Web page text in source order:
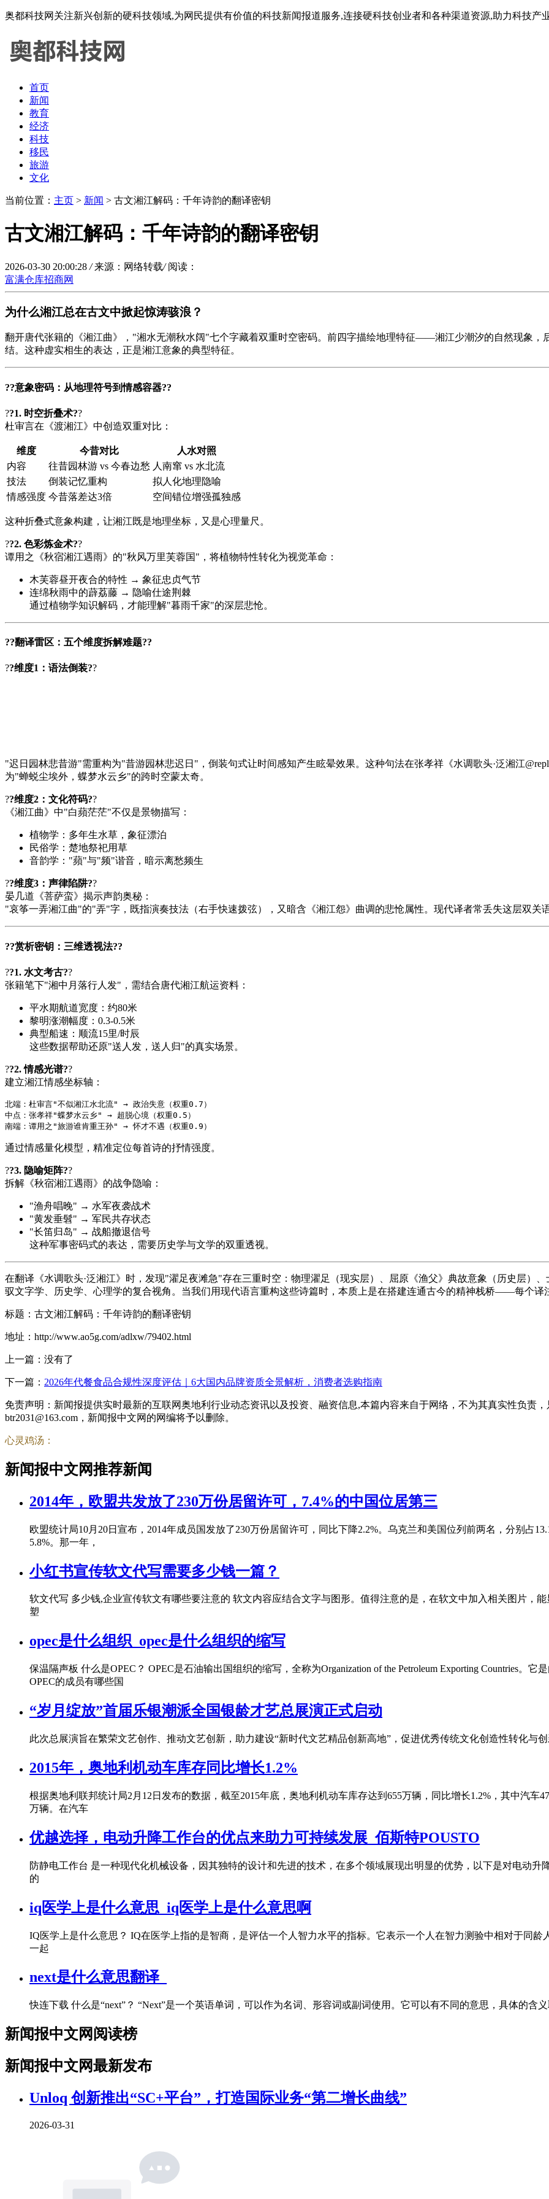
奥都科技网关注新兴创新的硬科技领域,为网民提供有价值的科技新闻报道服务,连接硬科技创业者和各种渠道资源,助力科技
首页
新闻
教育
经济
科技
移民
旅游
文化
当前位置： 主页 > 新闻 > 古文湘江解码：千年诗韵的翻译密钥
古文湘江解码：千年诗韵的翻译密钥
2026-03-30 20:00:28 / 来源：网络转载/ 阅读：
富满仓库招商网
为什么湘江总在古文中掀起惊涛骇浪？
翻开唐代张籍的《湘江曲》，"湘水无潮秋水阔"七个字藏着双重时空密码。前四字描绘地理特征——湘江少潮汐的自然现象，
结。这种虚实相生的表达，正是湘江意象的典型特征。
??意象密码：从地理符号到情感容器??
??1. 时空折叠术??
杜审言在《渡湘江》中创造双重对比：
维度 今昔对比
人水对照
内容
往昔园林游 vs 今春边愁 人南窜 vs 水北流
技法
倒装记忆重构
拟人化地理隐喻
情感强度 今昔落差达3倍 空间错位增强孤独感
这种折叠式意象构建，让湘江既是地理坐标，又是心理量尺。
??2. 色彩炼金术??
谭用之《秋宿湘江遇雨》的"秋风万里芙蓉国"，将植物特性转化为视觉革命：
木芙蓉昼开夜合的特性 → 象征忠贞气节
连绵秋雨中的薜荔藤 → 隐喻仕途荆棘
通过植物学知识解码，才能理解"暮雨千家"的深层悲怆。
??翻译雷区：五个维度拆解难题??
??维度1：语法倒装??
"迟日园林悲昔游"需重构为"昔游园林悲迟日"，倒装句式让时间感知产生眩晕效果。这种句法在张孝祥《水调歌头·泛湘江
为"蝉蜕尘埃外，蝶梦水云乡"的跨时空蒙太奇。
??维度2：文化符码??
《湘江曲》中"白蘋茫茫"不仅是景物描写：
植物学：多年生水草，象征漂泊
民俗学：楚地祭祀用草
音韵学："蘋"与"频"谐音，暗示离愁频生
??维度3：声律陷阱??
晏几道《菩萨蛮》揭示声韵奥秘：
"哀筝一弄湘江曲"的"弄"字，既指演奏技法（右手快速拨弦），又暗含《湘江怨》曲调的悲怆属性。现代译者常丢失这层双关
??赏析密钥：三维透视法??
??1. 水文考古??
张籍笔下"湘中月落行人发"，需结合唐代湘江航运资料：
平水期航道宽度：约80米
黎明涨潮幅度：0.3-0.5米
典型船速：顺流15里/时辰
这些数据帮助还原"送人发，送人归"的真实场景。
??2. 情感光谱??
建立湘江情感坐标轴：
北端：杜审言"不似湘江水北流" → 政治失意（权重0.7）
中点：张孝祥"蝶梦水云乡" → 超脱心境（权重0.5）
南端：谭用之"旅游谁肯重王孙" → 怀才不遇（权重0.9）
通过情感量化模型，精准定位每首诗的抒情强度。
??3. 隐喻矩阵??
拆解《秋宿湘江遇雨》的战争隐喻：
"渔舟唱晚" → 水军夜袭战术
"黄发垂髫" → 军民共存状态
"长笛归岛" → 战船撤退信号
这种军事密码式的表达，需要历史学与文学的双重透视。
在翻译《水调歌头·泛湘江》时，发现"濯足夜滩急"存在三重时空：物理濯足（现实层）、屈原《渔父》典故意象（历史层）
驭文字学、历史学、心理学的复合视角。当我们用现代语言重构这些诗篇时，本质上是在搭建连通古今的精神栈桥——每个
标题：古文湘江解码：千年诗韵的翻译密钥
地址：http://www.ao5g.com/adlxw/79402.html
上一篇：没有了
下一篇： 2026年代餐食品合规性深度评估｜6大国内品牌资质全景解析，消费者选购指南
免责声明：新闻报提供实时最新的互联网奥地利行业动态资讯以及投资、融资信息,本篇内容来自于网络，不为其真实性负责
btr2031@163.com，新闻报中文网的网编将予以删除。
心灵鸡汤：
新闻报中文网推荐新闻
2014年，欧盟共发放了230万份居留许可，7.4%的中国位居第三
欧盟统计局10月20日宣布，2014年成员国发放了230万份居留许可，同比下降2.2%。乌克兰和美国位列前两名，分别占
5.8%。那一年，
小红书宣传软文代写需要多少钱一篇？
软文代写 多少钱,企业宣传软文有哪些要注意的 软文内容应结合文字与图形。值得注意的是，在软文中加入相关图片，
塑
opec是什么组织_opec是什么组织的缩写
保温隔声板 什么是OPEC？ OPEC是石油输出国组织的缩写，全称为Organization of the Petroleum Exporting Countries。
OPEC的成员有哪些国
“岁月绽放”首届乐银潮派全国银龄才艺总展演正式启动
此次总展演旨在繁荣文艺创作、推动文艺创新，助力建设“新时代文艺精品创新高地”，促进优秀传统文化创造性转化与
2015年，奥地利机动车库存同比增长1.2%
根据奥地利联邦统计局2月12日发布的数据，截至2015年底，奥地利机动车库存达到655万辆，同比增长1.2%，其中汽车
万辆。在汽车
优越选择，电动升降工作台的优点来助力可持续发展_佰斯特POUSTO
防静电工作台 是一种现代化机械设备，因其独特的设计和先进的技术，在多个领域展现出明显的优势，以下是对电动
的
iq医学上是什么意思_iq医学上是什么意思啊
IQ医学上是什么意思？ IQ在医学上指的是智商，是评估一个人智力水平的指标。它表示一个人在智力测验中相对于同
一起
next是什么意思翻译_
快连下载 什么是“next”？ “Next”是一个英语单词，可以作为名词、形容词或副词使用。它可以有不同的意思，具体的
新闻报中文网阅读榜
新闻报中文网最新发布
Unloq 创新推出“SC+平台”，打造国际业务“第二增长曲线”
2026-03-31